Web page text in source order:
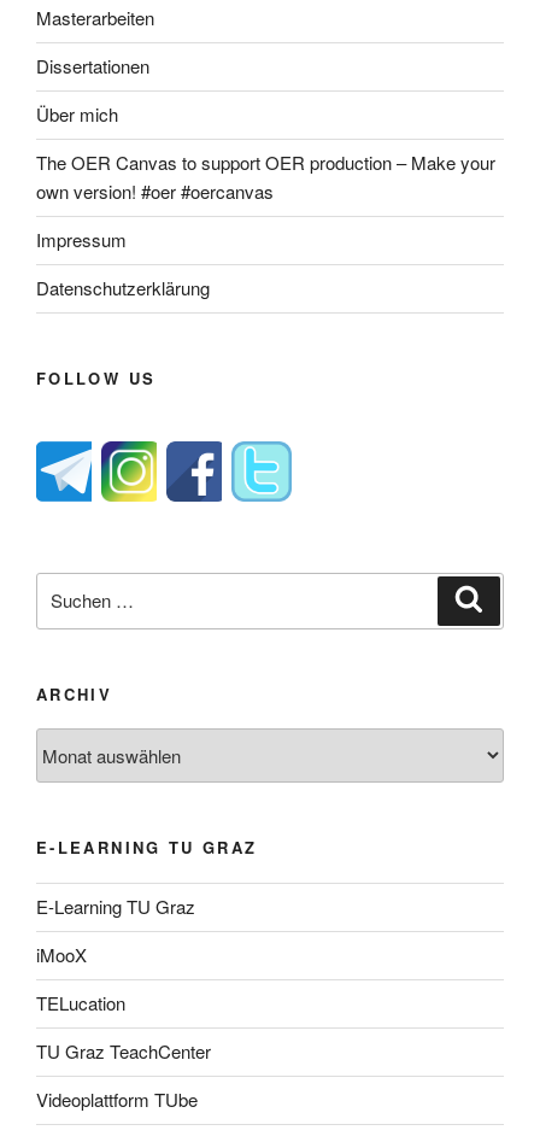
Masterarbeiten
Dissertationen
Über mich
The OER Canvas to support OER production – Make your
own version! #oer #oercanvas
Impressum
Datenschutzerklärung
FOLLOW US
nach:
ARCHIV
E-LEARNING TU GRAZ
E-Learning TU Graz
iMooX
TELucation
TU Graz TeachCenter
Videoplattform TUbe